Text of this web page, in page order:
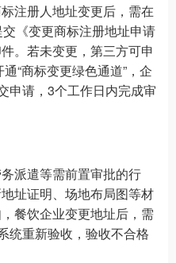
注册人地址变更后，需在
《变更商标注册地址申请
。若未变更，第三方可申
“商标变更绿色通道”，企
申请，3个工作日内完成审
派遣等需前置审批的行
址证明、场地布局图等材
餐饮企业变更地址后，需
统重新验收，验收不合格